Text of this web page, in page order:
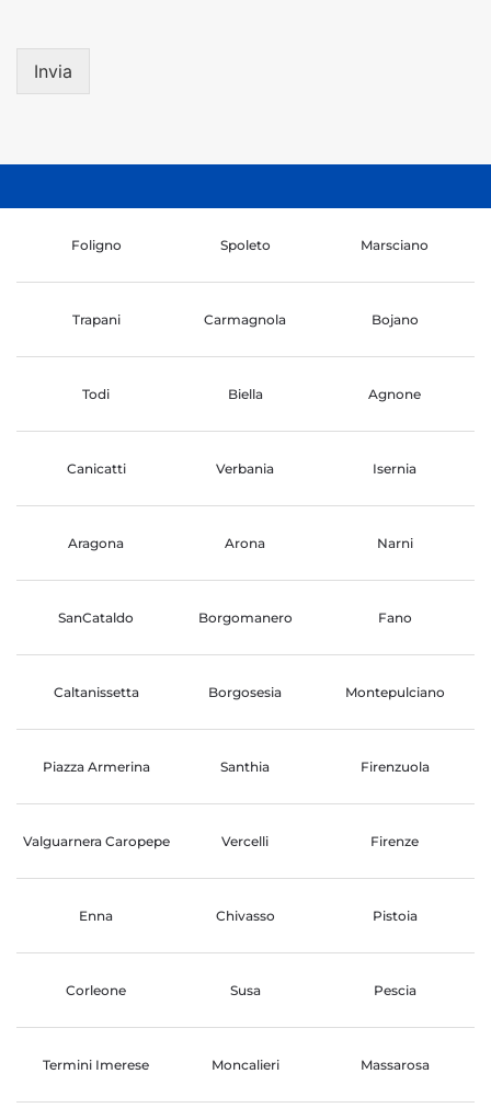
Invia
Foligno Spoleto Marsciano
Trapani Carmagnola Bojano
Todi Biella Agnone
Canicatti Verbania Isernia
Aragona Arona Narni
SanCataldo Borgomanero Fano
Caltanissetta Borgosesia Montepulciano
Piazza Armerina Santhia Firenzuola
Valguarnera Caropepe Vercelli Firenze
Enna Chivasso Pistoia
Corleone Susa Pescia
Termini Imerese Moncalieri Massarosa